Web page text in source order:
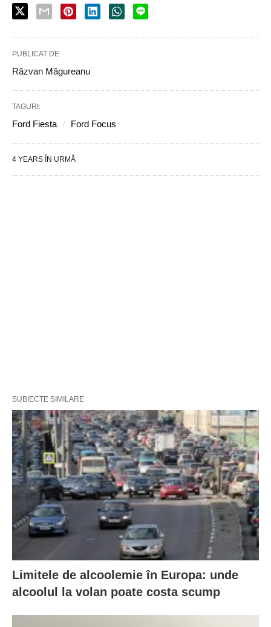
PUBLICAT DE
Răzvan Măgureanu
TAGURI:
Ford Fiesta Ford Focus
4 YEARS ÎN URMĂ
SUBIECTE SIMILARE
Limitele de alcoolemie în Europa: unde
alcoolul la volan poate costa scump